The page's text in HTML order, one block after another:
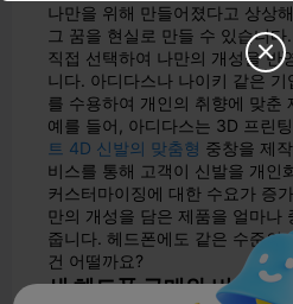
나만을 위해 만들어졌다고 상상
그 꿈을 현실로 만들 수 있습니
직접 선택하여 나만의 개성을 반
니다. 아디다스나 나이키 같은
를 수용하여 개인의 취향에 맞춘
예를 들어, 아디다스는 3D 프린
트 4D 신발의 맞춤형 중창을 제
비스를 통해 고객이 신발을 개인
커스터마이징에 대한 수요가 증
만의 개성을 담은 제품을 얼마나
줍니다. 헤드폰에도 같은 수준의
건 어떨까요?
새 헤드폰 구매와 비교한
